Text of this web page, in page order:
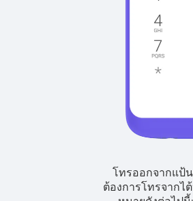
โทรออกจากแป้
ต้องการโทรจากไ